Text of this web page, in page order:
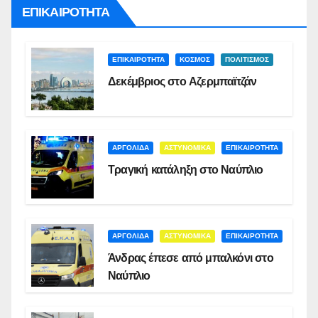
ΕΠΙΚΑΙΡΟΤΗΤΑ
ΕΠΙΚΑΙΡΟΤΗΤΑ ΚΟΣΜΟΣ ΠΟΛΙΤΙΣΜΟΣ
Δεκέμβριος στο Αζερμπαϊτζάν
ΑΡΓΟΛΙΔΑ ΑΣΤΥΝΟΜΙΚΑ ΕΠΙΚΑΙΡΟΤΗΤΑ
Τραγική κατάληξη στο Ναύπλιο
ΑΡΓΟΛΙΔΑ ΑΣΤΥΝΟΜΙΚΑ ΕΠΙΚΑΙΡΟΤΗΤΑ
Άνδρας έπεσε από μπαλκόνι στο
Ναύπλιο